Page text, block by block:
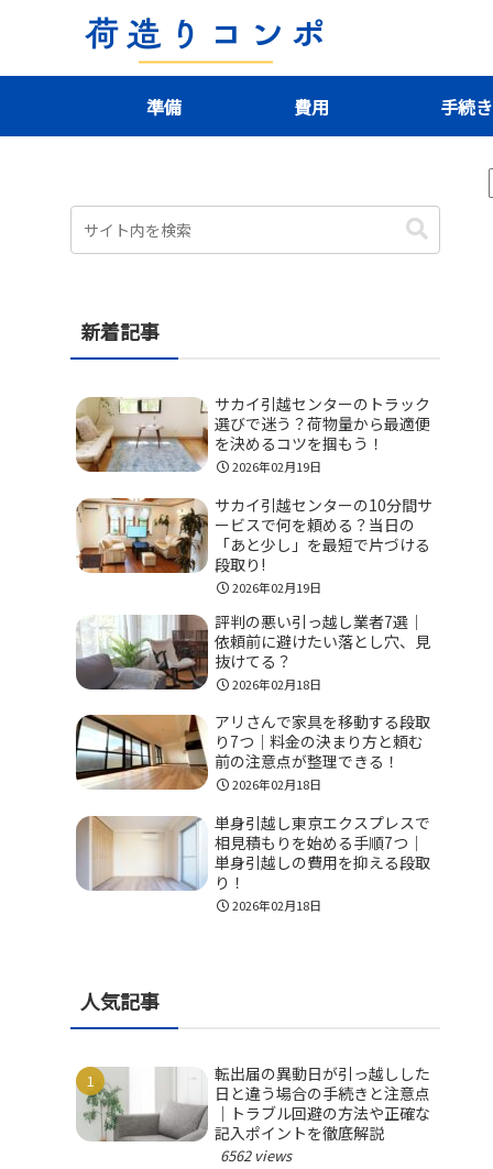
準備 費用 手続き
新着記事
サカイ引越センターのトラック
選びで迷う？荷物量から最適便
を決めるコツを掴もう！
2026年02月19日
サカイ引越センターの10分間サ
ービスで何を頼める？当日の
「あと少し」を最短で片づける
段取り!
2026年02月19日
評判の悪い引っ越し業者7選｜
依頼前に避けたい落とし穴、見
抜けてる？
2026年02月18日
アリさんで家具を移動する段取
り7つ｜料金の決まり方と頼む
前の注意点が整理できる！
2026年02月18日
単身引越し東京エクスプレスで
相見積もりを始める手順7つ｜
単身引越しの費用を抑える段取
り！
2026年02月18日
人気記事
転出届の異動日が引っ越しした
日と違う場合の手続きと注意点
｜トラブル回避の方法や正確な
記入ポイントを徹底解説
6562 views